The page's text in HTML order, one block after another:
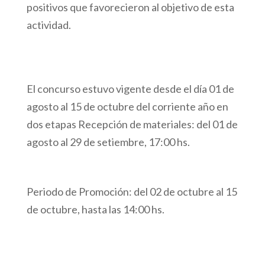
positivos que favorecieron al objetivo de esta
actividad.
El concurso estuvo vigente desde el día 01 de
agosto al 15 de octubre del corriente año en
dos etapas Recepción de materiales: del 01 de
agosto al 29 de setiembre, 17:00 hs.
Periodo de Promoción: del 02 de octubre al 15
de octubre, hasta las 14:00 hs.